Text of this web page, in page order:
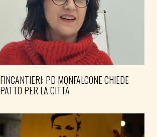
FINCANTIERI: PD MONFALCONE CHIEDE
PATTO PER LA CITTÀ